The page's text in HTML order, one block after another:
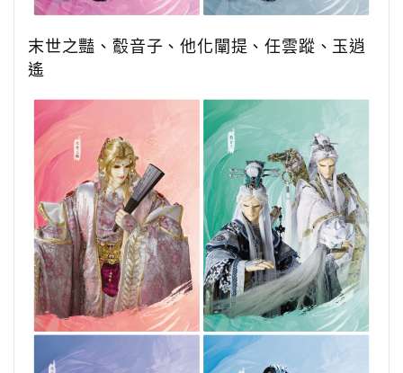
末世之豔、 鷇音子、他化闡提、任雲蹤、玉逍
遙